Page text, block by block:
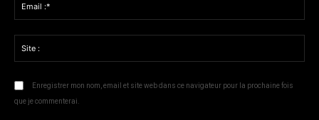
Enregistrer mon nom, email et site web dans ce navigateur pour la prochaine fois
que je commenterai.